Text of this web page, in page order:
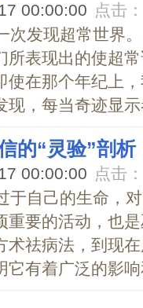
00:00:00 点击：
次发现超常世界
所表现出的使超
使在那个年纪上
现，每当奇迹显
的“灵验”剖析
00:00:00 点击：
于自己的生命，
重要的活动，也
术祛病法，到现
它有着广泛的影